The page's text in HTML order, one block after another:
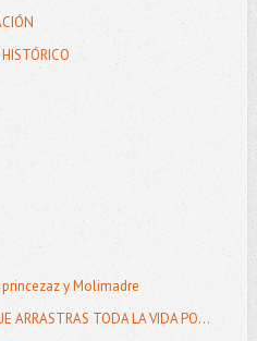
princezaz y Molimadre
ARRASTRAS TODA LA VIDA PO...